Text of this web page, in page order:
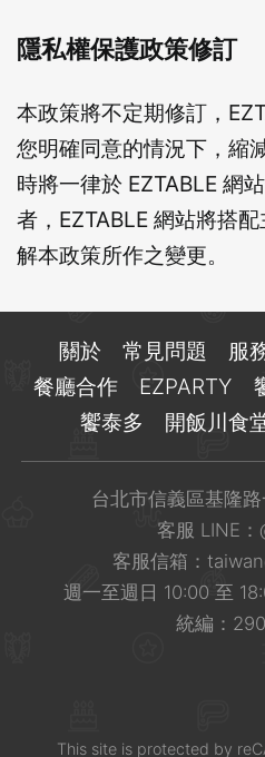
隱私權保護政策修訂
本政策將不定期修訂，
您明確同意的情況下，縮
時將一律於 EZTABLE 網
者，EZTABLE 網站將搭
解本政策所作之變更。
關於 常見問題 服
餐廳合作
EZPARTY
饗泰多
開飯川食
台北市信義區基隆
客服 LINE：
客服信箱：
週一至週日 10:00 至
統編：
This site is protected by